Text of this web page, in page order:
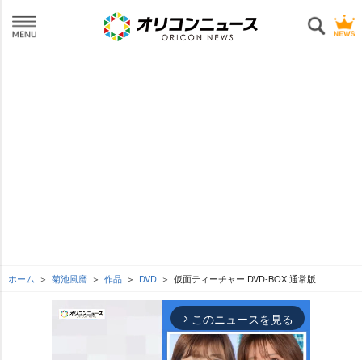
ホーム 菊池風磨 作品 DVD 仮面ティーチャー DVD-BOX 通常版
arrow_forward_ios このニュースを見る